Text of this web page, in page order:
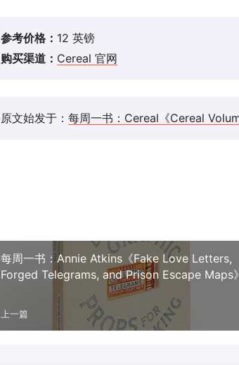
参考价格： 12 英镑
购买渠道： Cereal 官网
原文始发于： 每周一书：Cereal《Cereal
每周一书：Annie Atkins《Fake Love Letters,
Forged Telegrams, and Prison Escape Maps》
上一篇